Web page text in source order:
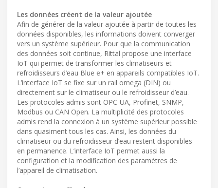
Les données créent de la valeur ajoutée
Afin de générer de la valeur ajoutée à partir de toutes les
données disponibles, les informations doivent converger
vers un système supérieur. Pour que la communication
des données soit continue, Rittal propose une interface
IoT qui permet de transformer les climatiseurs et
refroidisseurs d’eau Blue e+ en appareils compatibles IoT.
L’interface IoT se fixe sur un rail omega (DIN) ou
directement sur le climatiseur ou le refroidisseur d’eau.
Les protocoles admis sont OPC-UA, Profinet, SNMP,
Modbus ou CAN Open. La multiplicité des protocoles
admis rend la connexion à un système supérieur possible
dans quasiment tous les cas. Ainsi, les données du
climatiseur ou du refroidisseur d’eau restent disponibles
en permanence. L’interface IoT permet aussi la
configuration et la modification des paramètres de
l’appareil de climatisation.